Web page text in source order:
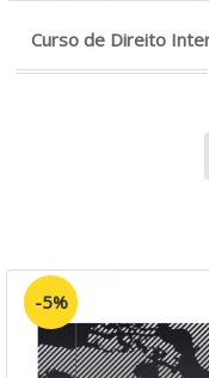
Curso de Direito
-5%